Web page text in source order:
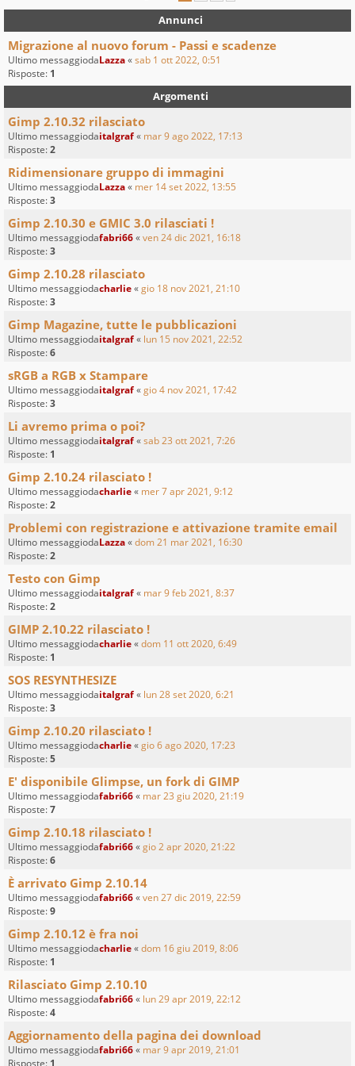
Annunci
Migrazione al nuovo forum - Passi e scadenze
Ultimo messaggiodaLazza«sab 1 ott 2022, 0:51
Risposte: 1
Argomenti
Gimp 2.10.32 rilasciato
Ultimo messaggiodaitalgraf« mar 9 ago 2022, 17:13
Risposte:2
Ridimensionare gruppo di immagini
Ultimo messaggiodaLazza« mer 14 set 2022, 13:55
Risposte:3
Gimp 2.10.30 e GMIC 3.0 rilasciati !
Ultimo messaggiodafabri66«ven 24 dic 2021, 16:18
Risposte:3
Gimp 2.10.28 rilasciato
Ultimo messaggiodacharlie«gio 18 nov 2021, 21:10
Risposte:3
Gimp Magazine, tutte le pubblicazioni
Ultimo messaggiodaitalgraf« lun 15 nov 2021, 22:52
Risposte:6
sRGB a RGB x Stampare
Ultimo messaggiodaitalgraf«gio 4 nov 2021, 17:42
Risposte:3
Li avremo prima o poi?
Ultimo messaggiodaitalgraf«sab 23 ott 2021, 7:26
Risposte: 1
Gimp 2.10.24 rilasciato !
Ultimo messaggiodacharlie« mer 7 apr 2021, 9:12
Risposte:2
Problemi con registrazione e attivazione tramite email
Ultimo messaggiodaLazza«dom 21 mar 2021, 16:30
Risposte:2
Testo con Gimp
Ultimo messaggiodaitalgraf« mar 9 feb 2021, 8:37
Risposte:2
GIMP 2.10.22 rilasciato !
Ultimo messaggiodacharlie«dom 11 ott 2020, 6:49
Risposte: 1
SOS RESYNTHESIZE
Ultimo messaggiodaitalgraf« lun 28 set 2020, 6:21
Risposte:3
Gimp 2.10.20 rilasciato !
Ultimo messaggiodacharlie«gio 6 ago 2020, 17:23
Risposte:5
E' disponibile Glimpse, un fork di GIMP
Ultimo messaggiodafabri66« mar 23 giu 2020, 21:19
Risposte:7
Gimp 2.10.18 rilasciato !
Ultimo messaggiodafabri66«gio 2 apr 2020, 21:22
Risposte:6
È arrivato Gimp 2.10.14
Ultimo messaggiodafabri66«ven 27 dic 2019, 22:59
Risposte:9
Gimp 2.10.12 è fra noi
Ultimo messaggiodacharlie«dom 16 giu 2019, 8:06
Risposte: 1
Rilasciato Gimp 2.10.10
Ultimo messaggiodafabri66« lun 29 apr 2019, 22:12
Risposte:4
Aggiornamento della pagina dei download
Ultimo messaggiodafabri66« mar 9 apr 2019, 21:01
Risposte: 1